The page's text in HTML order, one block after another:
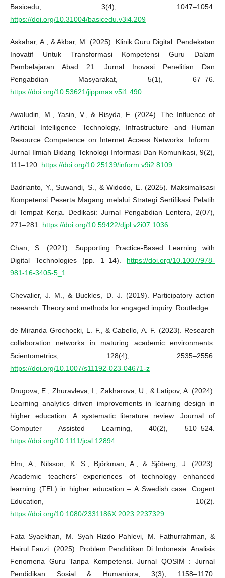
Basicedu, 3(4), 1047–1054.
https://doi.org/10.31004/basicedu.v3i4.209
Askahar, A., & Akbar, M. (2025). Klinik Guru Digital: Pendekatan
Inovatif Untuk Transformasi Kompetensi Guru Dalam
Pembelajaran Abad 21. Jurnal Inovasi Penelitian Dan
Pengabdian Masyarakat, 5(1), 67–76.
https://doi.org/10.53621/jippmas.v5i1.490
Awaludin, M., Yasin, V., & Risyda, F. (2024). The Influence of
Artificial Intelligence Technology, Infrastructure and Human
Resource Competence on Internet Access Networks. Inform :
Jurnal Ilmiah Bidang Teknologi Informasi Dan Komunikasi, 9(2),
111–120. https://doi.org/10.25139/inform.v9i2.8109
Badrianto, Y., Suwandi, S., & Widodo, E. (2025). Maksimalisasi
Kompetensi Peserta Magang melalui Strategi Sertifikasi Pelatih
di Tempat Kerja. Dedikasi: Jurnal Pengabdian Lentera, 2(07),
271–281. https://doi.org/10.59422/djpl.v2i07.1036
Chan, S. (2021). Supporting Practice-Based Learning with
Digital Technologies (pp. 1–14). https://doi.org/10.1007/978-
981-16-3405-5_1
Chevalier, J. M., & Buckles, D. J. (2019). Participatory action
research: Theory and methods for engaged inquiry. Routledge.
de Miranda Grochocki, L. F., & Cabello, A. F. (2023). Research
collaboration networks in maturing academic environments.
Scientometrics, 128(4), 2535–2556.
https://doi.org/10.1007/s11192-023-04671-z
Drugova, E., Zhuravleva, I., Zakharova, U., & Latipov, A. (2024).
Learning analytics driven improvements in learning design in
higher education: A systematic literature review. Journal of
Computer Assisted Learning, 40(2), 510–524.
https://doi.org/10.1111/jcal.12894
Elm, A., Nilsson, K. S., Björkman, A., & Sjöberg, J. (2023).
Academic teachers’ experiences of technology enhanced
learning (TEL) in higher education – A Swedish case. Cogent
Education, 10(2).
https://doi.org/10.1080/2331186X.2023.2237329
Fata Syaekhan, M. Syah Rizdo Pahlevi, M. Fathurrahman, &
Hairul Fauzi. (2025). Problem Pendidikan Di Indonesia: Analisis
Fenomena Guru Tanpa Kompetensi. Jurnal QOSIM : Jurnal
Pendidikan Sosial & Humaniora, 3(3), 1158–1170.